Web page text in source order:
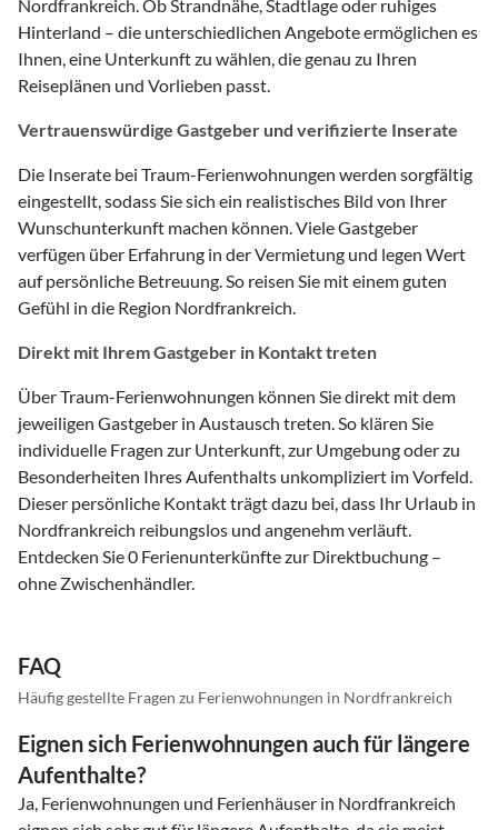
Nordfrankreich. Ob Strandnähe, Stadtlage oder ruhiges
Hinterland – die unterschiedlichen Angebote ermöglichen es
Ihnen, eine Unterkunft zu wählen, die genau zu Ihren
Reiseplänen und Vorlieben passt.
Vertrauenswürdige Gastgeber und verifizierte Inserate
Die Inserate bei Traum-Ferienwohnungen werden sorgfältig
eingestellt, sodass Sie sich ein realistisches Bild von Ihrer
Wunschunterkunft machen können. Viele Gastgeber
verfügen über Erfahrung in der Vermietung und legen Wert
auf persönliche Betreuung. So reisen Sie mit einem guten
Gefühl in die Region Nordfrankreich.
Direkt mit Ihrem Gastgeber in Kontakt treten
Über Traum-Ferienwohnungen können Sie direkt mit dem
jeweiligen Gastgeber in Austausch treten. So klären Sie
individuelle Fragen zur Unterkunft, zur Umgebung oder zu
Besonderheiten Ihres Aufenthalts unkompliziert im Vorfeld.
Dieser persönliche Kontakt trägt dazu bei, dass Ihr Urlaub in
Nordfrankreich reibungslos und angenehm verläuft.
Entdecken Sie 0 Ferienunterkünfte zur Direktbuchung –
ohne Zwischenhändler.
FAQ
Häufig gestellte Fragen zu Ferienwohnungen in Nordfrankreich
Eignen sich Ferienwohnungen auch für längere
Aufenthalte?
Ja, Ferienwohnungen und Ferienhäuser in Nordfrankreich